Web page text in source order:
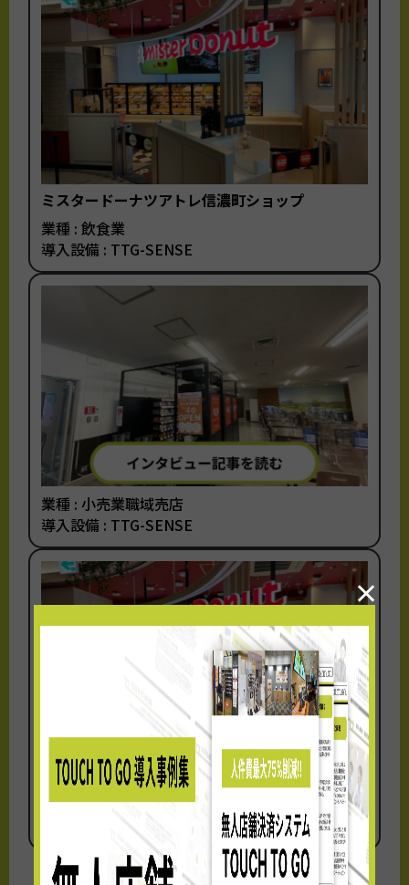
ミスタードーナツアトレ信濃町ショップ
業種 : 飲食業
導入設備 : TTG-SENSE
業種 : 小売業職域売店
導入設備 : TTG-SENSE
アトレ信濃町店
業種 : 飲食業
導入設備 : TTG-SENSE
×